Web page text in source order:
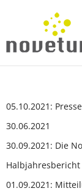
05.10.2021:
30.06.2021
30.09.2021: Die
Halbjahresbericht
01.09.2021: